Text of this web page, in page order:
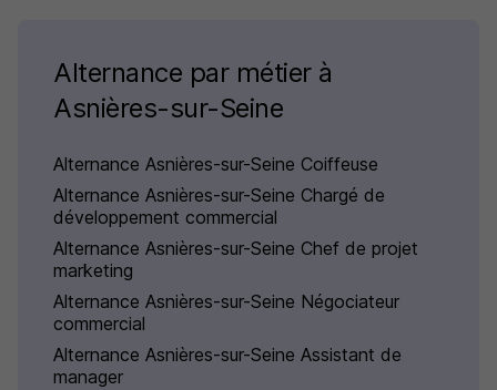
Alternance par métier à
Asnières-sur-Seine
Alternance Asnières-sur-Seine Coiffeuse
Alternance Asnières-sur-Seine Chargé de
développement commercial
Alternance Asnières-sur-Seine Chef de projet
marketing
Alternance Asnières-sur-Seine Négociateur
commercial
Alternance Asnières-sur-Seine Assistant de
manager